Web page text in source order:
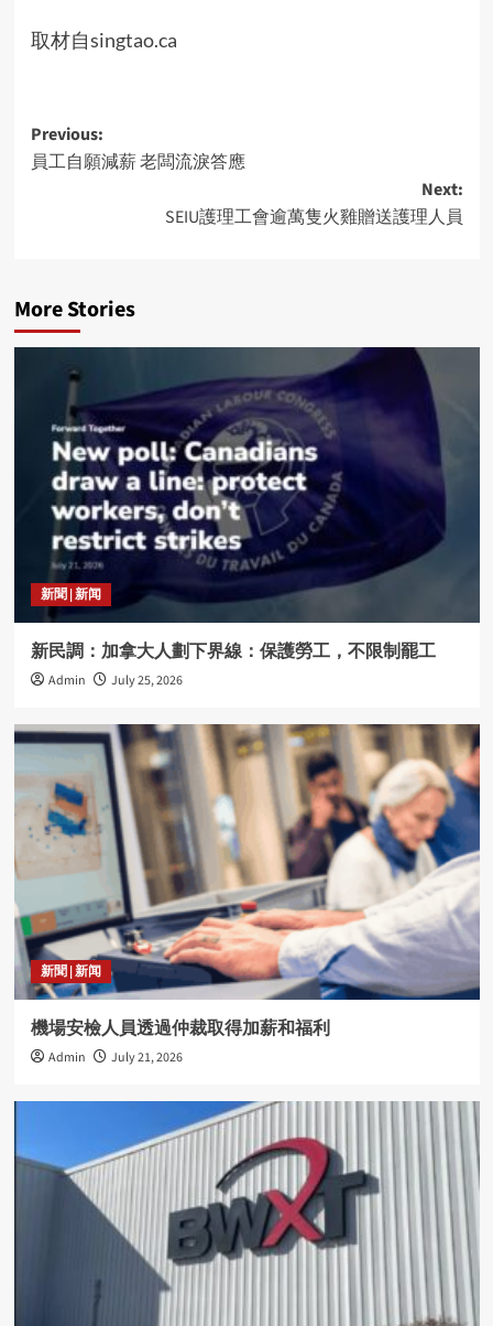
取材自singtao.ca
Post
navigation
Previous:
員工自願減薪 老闆流淚答應
Next:
SEIU護理工會逾萬隻火雞贈送護理人員
More Stories
新聞 | 新闻
新民調：加拿大人劃下界線：保護勞工，不限制罷工
Admin July 25, 2026
新聞 | 新闻
機場安檢人員透過仲裁取得加薪和福利
Admin July 21, 2026